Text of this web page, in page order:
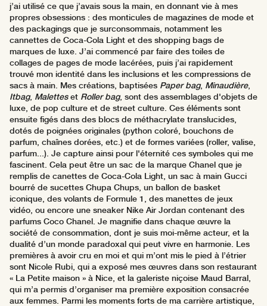
j’ai utilisé ce que j’avais sous la main, en donnant vie à mes
propres obsessions : des monticules de magazines de mode et
des packagings que je surconsommais, notamment les
cannettes de Coca-Cola Light et des shopping bags de
marques de luxe. J’ai commencé par faire des toiles de
collages de pages de mode lacérées, puis j’ai rapidement
trouvé mon identité dans les inclusions et les compressions de
sacs à main. Mes créations, baptisées Paper bag, Minaudière,
Itbag, Maletteset Roller bag, sont des assemblages d'objets de
luxe, de pop culture et de street culture. Ces éléments sont
ensuite figés dans des blocs de méthacrylate translucides,
dotés de poignées originales (python coloré, bouchons de
parfum, chaînes dorées, etc.) et de formes variées (roller, valise,
parfum...). Je capture ainsi pour l'éternité ces symboles qui me
fascinent. Cela peut être un sac de la marque Chanel que je
remplis de canettes de Coca-Cola Light, un sac à main Gucci
bourré de sucettes Chupa Chups, un ballon de basket
iconique, des volants de Formule 1, des manettes de jeux
vidéo, ou encore une sneaker Nike Air Jordan contenant des
parfums Coco Chanel. Je magnifie dans chaque œuvre la
société de consommation, dont je suis moi-même acteur, et la
dualité d’un monde paradoxal qui peut vivre en harmonie. Les
premières à avoir cru en moi et qui m’ont mis le pied à l’étrier
sont Nicole Rubi, qui a exposé mes œuvres dans son restaurant
« La Petite maison » à Nice, et la galeriste niçoise Maud Barral,
qui m’a permis d’organiser ma première exposition consacrée
aux femmes. Parmi les moments forts de ma carrière artistique,